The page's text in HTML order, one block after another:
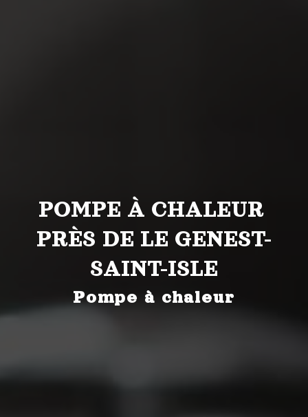
POMPE À CHALEUR
PRÈS DE LE GENEST-
SAINT-ISLE
Pompe à chaleur